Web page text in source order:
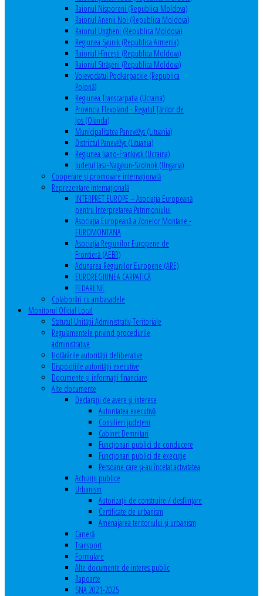
Raionul Nisporeni (Republica Moldova)
Raionul Anenii Noi (Republica Moldova)
Raionul Ungheni (Republica Moldova)
Regiunea Syunik (Republica Armenia)
Raionul Hîncești (Republica Moldova)
Raionul Străşeni (Republica Moldova)
Voievodatul Podkarpackie (Republica
Polonă)
Regiunea Transcarpatia (Ucraina)
Provincia Flevoland - Regatul Ţărilor de
Jos (Olanda)
Municipalitatea Panevėžys (Lituania)
Districtul Panevėžys (Lituania)
Regiunea Ivano-Frankivsk (Ucraina)
Judeţul Jasz-Nagykun-Szolnok (Ungaria)
Cooperare şi promovare internaţională
Reprezentare internaţională
INTERPRET EUROPE – Asociația Europeană
pentru Interpretarea Patrimoniului
Asociația Europeană a Zonelor Montane -
EUROMONTANA
Asociația Regiunilor Europene de
Frontieră (AEBR)
Adunarea Regiunilor Europene (ARE)
EUROREGIUNEA CARPATICĂ
FEDARENE
Colaborări cu ambasadele
Monitorul Oficial Local
Statutul Unităţii Administrativ-Teritoriale
Regulamentele privind procedurile
administrative
Hotărârile autorităţii deliberative
Dispoziţiile autorităţii executive
Documente şi informaţii financiare
Alte documente
Declaraţii de avere şi interese
Autoritatea executivă
Consilieri judeţeni
Cabinet Demnitari
Funcţionari publici de conducere
Funcționari publici de execuție
Persoane care şi-au încetat activitatea
Achiziţii publice
Urbanism
Autorizații de construire / desființare
Certificate de urbanism
Amenajarea teritoriului şi urbanism
Carieră
Transport
Formulare
Alte documente de interes public
Rapoarte
SNA 2021-2025